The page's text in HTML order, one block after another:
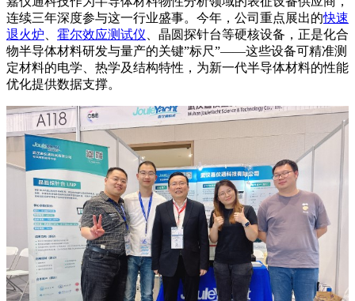
连续三年深度参与这一行业盛事。今年，公司重点展出的快速
退火炉
霍尔效应测试仪 、晶圆探针台等硬核设备，正是化合
物半导体材料研发与量产的关键”标尺”——这些设备可精准测
定材料的电学、热学及结构特性，为新一代半导体材料的性能
优化提供数据支撑。